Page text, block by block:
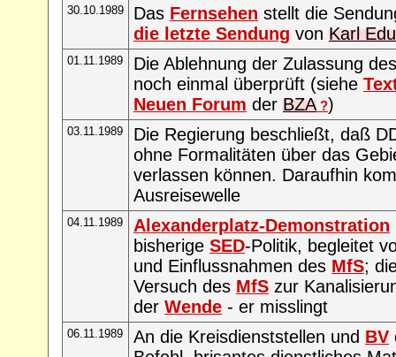
30.10.1989 Das Fernsehen stellt die
die letzte Sendung von Karl
01.11.1989
Die Ablehnung der Zulassung
noch einmal überprüft (siehe
Neuen Forum der BZA ?)
03.11.1989
Die Regierung beschließt, daß
ohne Formalitäten über das
verlassen können. Daraufhin
Ausreisewelle
04.11.1989 Alexanderplatz-Demonstration
bisherige SED-Politik, begleitet
und Einflussnahmen des MfS;
Versuch des MfS zur
der Wende - er misslingt
06.11.1989 An die Kreisdienststellen und BV